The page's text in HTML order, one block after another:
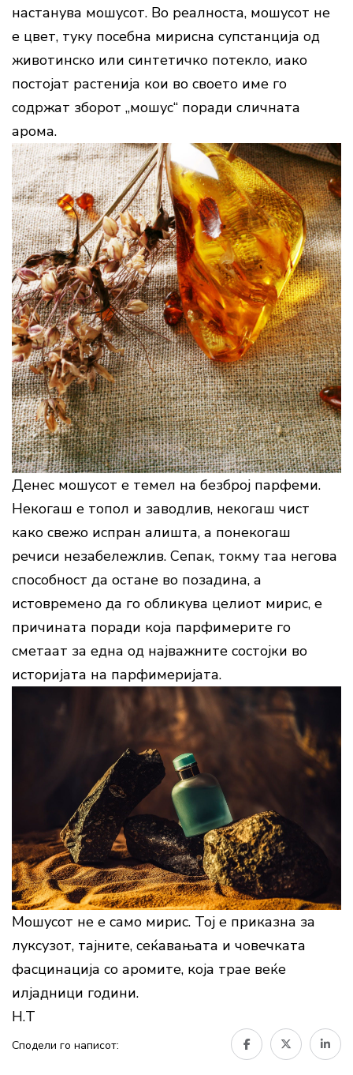
настанува мошусот. Во реалноста, мошусот не
е цвет, туку посебна мирисна супстанција од
животинско или синтетичко потекло, иако
постојат растенија кои во своето име го
содржат зборот „мошус“ поради сличната
арома.
Денес мошусот е темел на безброј парфеми.
Некогаш е топол и заводлив, некогаш чист
како свежо испран алишта, а понекогаш
речиси незабележлив. Сепак, токму таа негова
способност да остане во позадина, а
истовремено да го обликува целиот мирис, е
причината поради која парфимерите го
сметаат за една од најважните состојки во
историјата на парфимеријата.
Мошусот не е само мирис. Тој е приказна за
луксузот, тајните, сеќавањата и човечката
фасцинација со аромите, која трае веќе
илјадници години.
Н.Т
Сподели го написот: